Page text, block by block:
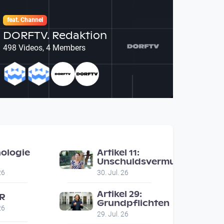
feat. Channel
DORFTV. Redaktion
498 Videos, 4 Members
Wels
Artikel 11:
Unschuldsvermutung
30. Jul. 26
Artikel 29:
Grundpflichten
29. Jul. 26